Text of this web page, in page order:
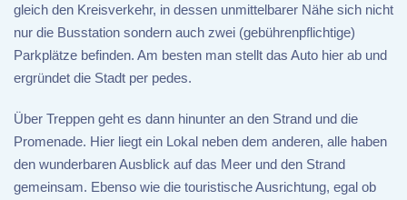
gleich den Kreisverkehr, in dessen unmittelbarer Nähe sich nicht
nur die Busstation sondern auch zwei (gebührenpflichtige)
Parkplätze befinden. Am besten man stellt das Auto hier ab und
ergründet die Stadt per pedes.
Über Treppen geht es dann hinunter an den Strand und die
Promenade. Hier liegt ein Lokal neben dem anderen, alle haben
den wunderbaren Ausblick auf das Meer und den Strand
gemeinsam. Ebenso wie die touristische Ausrichtung, egal ob